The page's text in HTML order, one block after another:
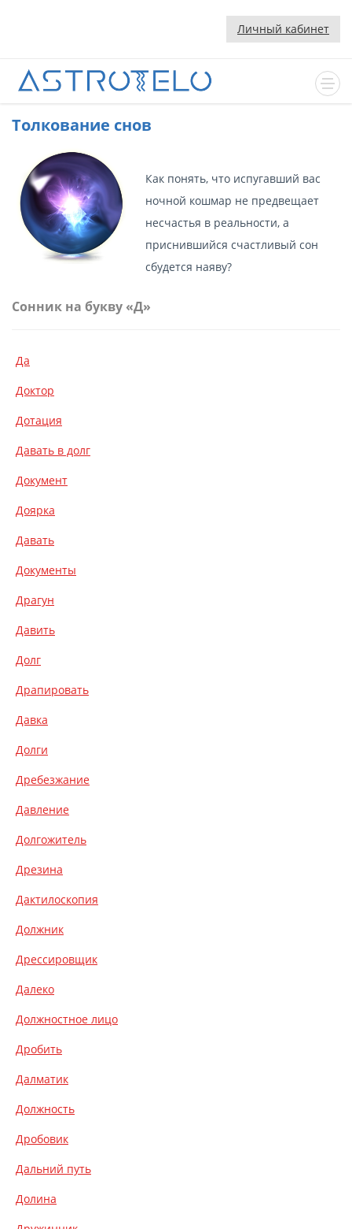
Личный кабинет
Толкование снов
Как понять, что испугавший вас
ночной кошмар не предвещает
несчастья в реальности, а
приснившийся счастливый сон
сбудется наяву?
Сонник на букву «Д»
Да
Доктор
Дотация
Давать в долг
Документ
Доярка
Давать
Документы
Драгун
Давить
Долг
Драпировать
Давка
Долги
Дребезжание
Давление
Долгожитель
Дрезина
Дактилоскопия
Должник
Дрессировщик
Далеко
Должностное лицо
Дробить
Далматик
Должность
Дробовик
Дальний путь
Долина